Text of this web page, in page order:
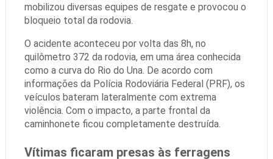
mobilizou diversas equipes de resgate e provocou o
bloqueio total da rodovia.
O acidente aconteceu por volta das 8h, no
quilômetro 372 da rodovia, em uma área conhecida
como a curva do Rio do Una. De acordo com
informações da Polícia Rodoviária Federal (PRF), os
veículos bateram lateralmente com extrema
violência. Com o impacto, a parte frontal da
caminhonete ficou completamente destruída.
Vítimas ficaram presas às ferragens